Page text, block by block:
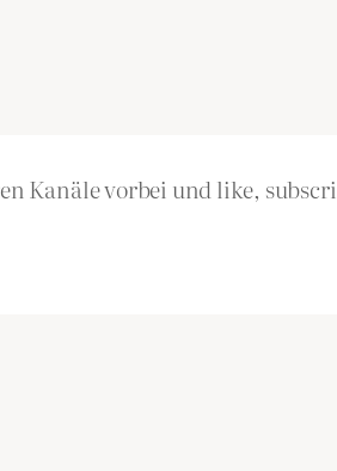
Kanäle vorbei und like,